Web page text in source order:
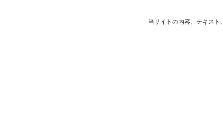
当サイトの内容、テキスト